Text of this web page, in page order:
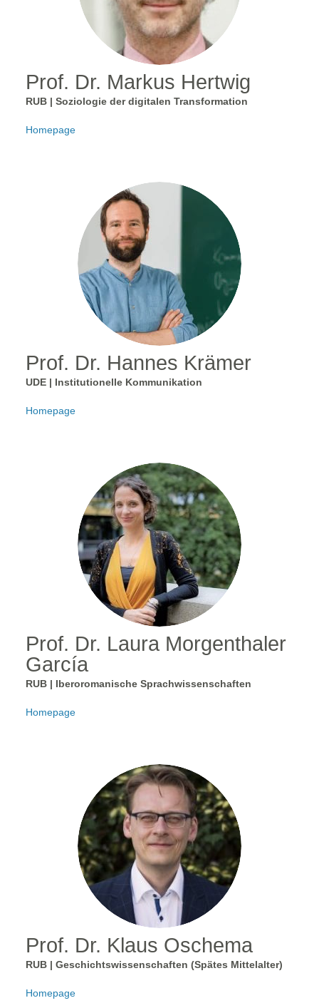
Prof. Dr. Markus Hertwig
RUB | Soziologie der digitalen Transformation
Homepage
Prof. Dr. Hannes Krämer
UDE | Institutionelle Kommunikation
Homepage
Prof. Dr. Laura Morgenthaler
García
RUB | Iberoromanische Sprachwissenschaften
Homepage
Prof. Dr. Klaus Oschema
RUB | Geschichtswissenschaften (Spätes Mittelalter)
Homepage